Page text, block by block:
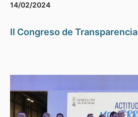
14/02/2024
II Congreso de Transparencia